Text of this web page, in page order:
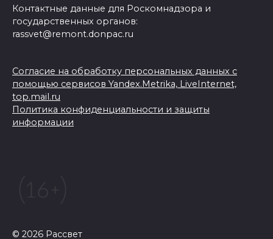
Контактные данные для Роскомнадзора и
государственных органов:
rassvet@remont.donpac.ru
Согласие на обработку персональных данных с
помощью сервисов Yandex.Metrika, LiveInternet,
top.mail.ru
Политика конфиденциальности и защиты
информации
© 2026 Рассвет